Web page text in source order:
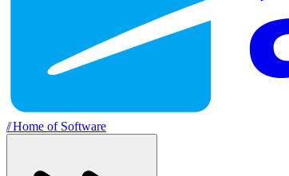
//Home of Software